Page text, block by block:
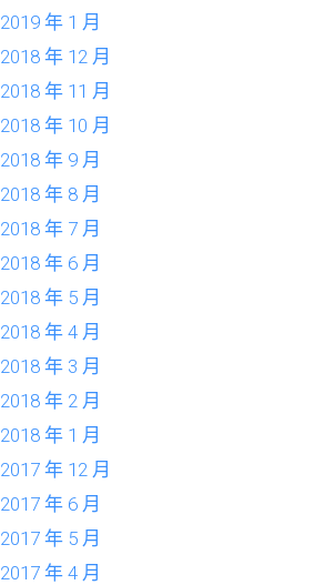
2019 年 1 月
2018 年 12 月
2018 年 11 月
2018 年 10 月
2018 年 9 月
2018 年 8 月
2018 年 7 月
2018 年 6 月
2018 年 5 月
2018 年 4 月
2018 年 3 月
2018 年 2 月
2018 年 1 月
2017 年 12 月
2017 年 6 月
2017 年 5 月
2017 年 4 月